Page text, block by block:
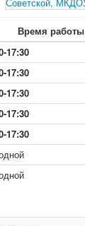
Время работы
17:30
17:30
17:30
17:30
17:30